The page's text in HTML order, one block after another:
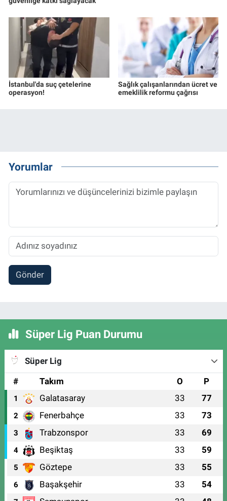
İstanbul'da suç çetelerine
operasyon!
Sağlık çalışanlarından ücret ve
emeklilik reformu çağrısı
Yorumlar
Gönder
Süper Lig Puan Durumu
Süper Lig
#
Takım O P
1 Galatasaray 33 77
2 Fenerbahçe 33 73
3 Trabzonspor 33 69
4 Beşiktaş 33 59
5 Göztepe 33 55
6 Başakşehir 33 54